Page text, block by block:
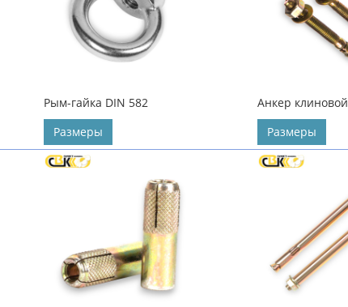
Рым-гайка DIN 582
Размеры
Анкер клиновой
Размеры